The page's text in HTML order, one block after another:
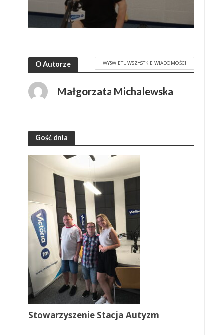
O Autorze WYŚWIETL WSZYSTKIE WIADOMOŚCI
Małgorzata Michalewska
Gość dnia
Stowarzyszenie Stacja Autyzm